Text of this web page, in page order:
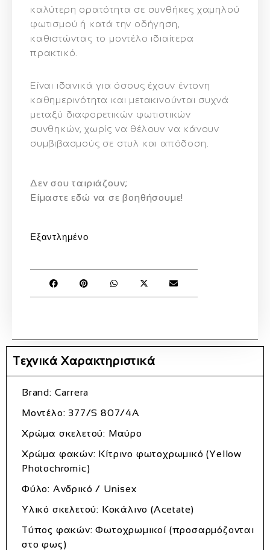
καλύτερη ορατότητα σε συνθήκες χαμηλού
φωτισμού ή κατά την οδήγηση,
καθιστώντας το μοντέλο ιδιαίτερα
πρακτικό.
Είναι ιδανικά για όσους έχουν έντονη
καθημερινότητα και μετακινούνται συχνά
μεταξύ διαφορετικών φωτιστικών
συνθηκών, χωρίς να θέλουν να κάνουν
συμβιβασμούς σε στυλ και απόδοση.
Δεν σου ταιριάζουν;
Eίμαστε εδώ να σε βοηθήσουμε!
Εξαντλημένο
Τεχνικά Χαρακτηριστικά
Brand: Carrera
Μοντέλο: 377/S 807/4A
Χρώμα σκελετού: Μαύρο
Χρώμα φακών: Κίτρινο φωτοχρωμικό (Yellow
Photochromic)
Φύλο: Ανδρικό / Unisex
Υλικό σκελετού: Κοκάλινο (Acetate)
Τύπος φακών: Φωτοχρωμικοί (προσαρμόζονται
στο φως)